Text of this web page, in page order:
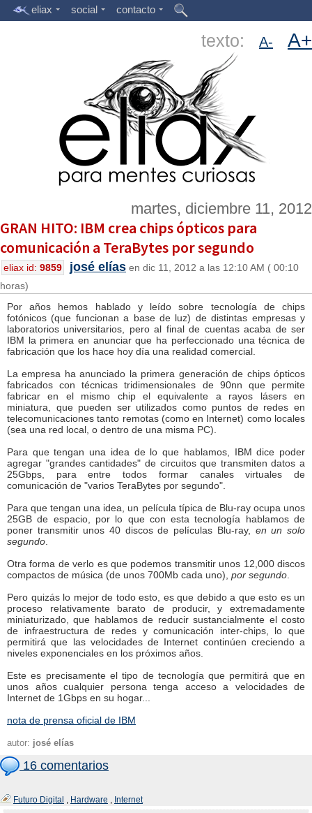
eliax social contacto
texto: A- A+
martes, diciembre 11, 2012
GRAN HITO: IBM crea chips ópticos para
comunicación a TeraBytes por segundo
eliax id: 9859 josé elías en dic 11, 2012 a las 12:10 AM ( 00:10
horas)
Por años hemos hablado y leído sobre tecnología de chips
fotónicos (que funcionan a base de luz) de distintas empresas y
laboratorios universitarios, pero al final de cuentas acaba de ser
IBM la primera en anunciar que ha perfeccionado una técnica de
fabricación que los hace hoy día una realidad comercial.
La empresa ha anunciado la primera generación de chips ópticos
fabricados con técnicas tridimensionales de 90nn que permite
fabricar en el mismo chip el equivalente a rayos lásers en
miniatura, que pueden ser utilizados como puntos de redes en
telecomunicaciones tanto remotas (como en Internet) como locales
(sea una red local, o dentro de una misma PC).
Para que tengan una idea de lo que hablamos, IBM dice poder
agregar "grandes cantidades" de circuitos que transmiten datos a
25Gbps, para entre todos formar canales virtuales de
comunicación de "varios TeraBytes por segundo".
Para que tengan una idea, un película típica de Blu-ray ocupa unos
25GB de espacio, por lo que con esta tecnología hablamos de
poner transmitir unos 40 discos de películas Blu-ray, en un solo
segundo
Otra forma de verlo es que podemos transmitir unos 12,000 discos
compactos de música (de unos 700Mb cada uno), por segundo
Pero quizás lo mejor de todo esto, es que debido a que esto es un
proceso relativamente barato de producir, y extremadamente
miniaturizado, que hablamos de reducir sustancialmente el costo
de infraestructura de redes y comunicación inter-chips, lo que
permitirá que las velocidades de Internet continúen creciendo a
niveles exponenciales en los próximos años.
Este es precisamente el tipo de tecnología que permitirá que en
unos años cualquier persona tenga acceso a velocidades de
Internet de 1Gbps en su hogar...
nota de prensa oficial de IBM
autor: josé elías
16 comentarios
Futuro Digital , Hardware , Internet